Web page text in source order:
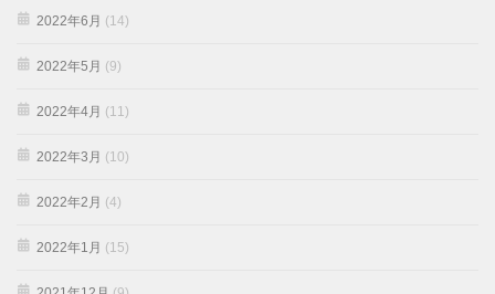
2022年6月 (14)
2022年5月 (9)
2022年4月 (11)
2022年3月 (10)
2022年2月 (4)
2022年1月 (15)